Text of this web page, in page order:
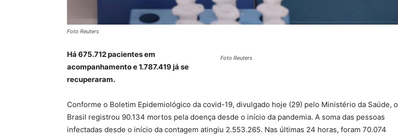
Foto Reuters
Foto Reuters
Há 675.712 pacientes em
acompanhamento e 1.787.419 já se
recuperaram.
Conforme o Boletim Epidemiológico da covid-19, divulgado hoje (29) pelo Ministério da Saúde, o
Brasil registrou 90.134 mortos pela doença desde o início da pandemia. A soma das pessoas
infectadas desde o início da contagem atingiu 2.553.265. Nas últimas 24 horas, foram 70.074